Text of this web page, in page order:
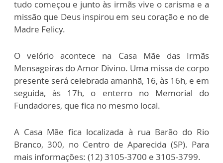
tudo começou e junto às irmãs vive o carisma e a
missão que Deus inspirou em seu coração e no de
Madre Felicy.
O velório acontece na Casa Mãe das Irmãs
Mensageiras do Amor Divino. Uma missa de corpo
presente será celebrada amanhã, 16, às 16h, e em
seguida, às 17h, o enterro no Memorial do
Fundadores, que fica no mesmo local.
A Casa Mãe fica localizada à rua Barão do Rio
Branco, 300, no Centro de Aparecida (SP). Para
mais informações: (12) 3105-3700 e 3105-3799.